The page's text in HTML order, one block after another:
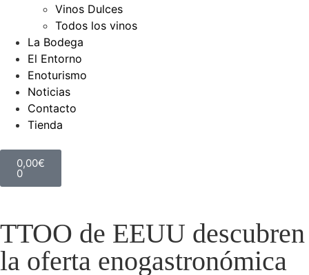
Vinos Dulces
Todos los vinos
La Bodega
El Entorno
Enoturismo
Noticias
Contacto
Tienda
0,00€
0
TTOO de EEUU descubren
la oferta enogastronómica